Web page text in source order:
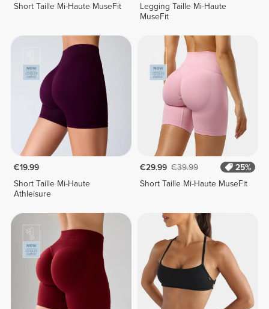
Short Taille Mi-Haute MuseFit
Legging Taille Mi-Haute
MuseFit
€19.99
Short Taille Mi-Haute
Athleisure
€29.99 €39.99
25%
Short Taille Mi-Haute MuseFit